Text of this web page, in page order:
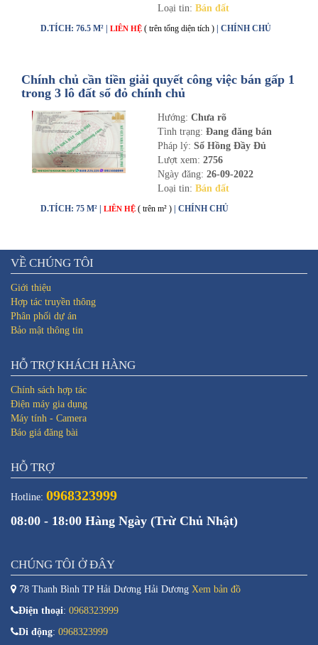
Loại tin: Bán đất
D.TÍCH: 76.5 M² | LIÊN HỆ ( trên tổng diện tích ) | CHÍNH CHỦ
Chính chủ cần tiền giải quyết công việc bán gấp 1
trong 3 lô đất sổ đỏ chính chủ
Hướng: Chưa rõ
Tình trạng: Đang đăng bán
Pháp lý: Sổ Hồng Đầy Đủ
Lượt xem: 2756
Ngày đăng: 26-09-2022
Loại tin: Bán đất
D.TÍCH: 75 M² | LIÊN HỆ ( trên m² ) | CHÍNH CHỦ
VỀ CHÚNG TÔI
Giới thiệu
Hợp tác truyền thông
Phân phối dự án
Bảo mật thông tin
HỖ TRỢ KHÁCH HÀNG
Chính sách hợp tác
Điện máy gia dụng
Máy tính - Camera
Báo giá đăng bài
HỖ TRỢ
Hotline: 0968323999
08:00 - 18:00 Hàng Ngày (Trừ Chủ Nhật)
CHÚNG TÔI Ở ĐÂY
78 Thanh Bình TP Hải Dương Hải Dương Xem bản đồ
Điện thoại: 0968323999
Di động: 0968323999